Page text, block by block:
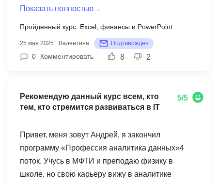
Скрины своих личных обращений прикладываю,
в общей группе по обучению. Обучалась по
специальности Финансовый аналитик. На видео
обучениях их эксперты тоже допускали ошибки и
обучения у них. Все отзывы ******** за 500
рублей 😂 скрин о просьбе оставить отзыв за
будьте готовы к тому, что никакой единой
структуры в голове у вас не будет и понимания,
как применить эти знания, также. Это связано с
тем, что все их обучение состоит из
Показать полностью
Пройденный курс: Excel, финансы и PowerPoint
25 мая 2025 Валентина Подтверждён
0 Комментировать 8 2
Рекомендую данный курс всем, кто
тем, кто стремится развиваться в IT
5/5
Привет, меня зовут Андрей, я закончил
программу «Профессия аналитика данных»4
поток. Учусь в МФТИ и преподаю физику в
школе, но свою карьеру вижу в аналитике